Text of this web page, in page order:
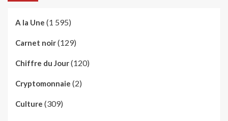
A la Une (1 595)
Carnet noir(129)
Chiffre du Jour(120)
Cryptomonnaie (2)
Culture (309)